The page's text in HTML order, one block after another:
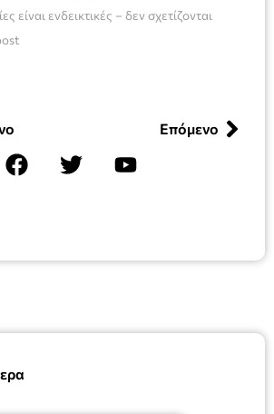
είναι ενδεικτικές – δεν σχετίζονται
Επόμενο